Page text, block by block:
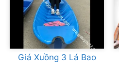
Giá Xuồng 3 Lá Bao